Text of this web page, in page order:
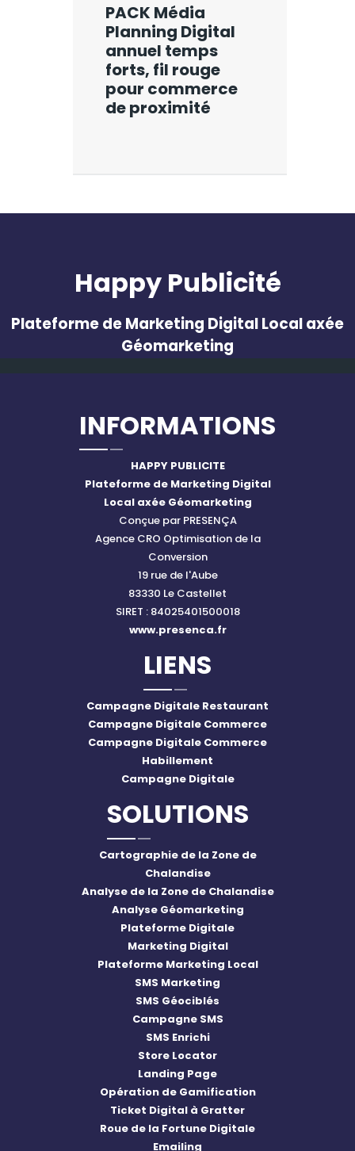
PACK Média
Planning Digital
annuel temps
forts, fil rouge
pour commerce
de proximité
Happy Publicité
Plateforme de Marketing Digital Local axée
Géomarketing
INFORMATIONS
HAPPY PUBLICITE
Plateforme de Marketing Digital
Local axée Géomarketing
Conçue par PRESENÇA
Agence CRO Optimisation de la
Conversion
19 rue de l'Aube
83330 Le Castellet
SIRET : 84025401500018
www.presenca.fr
LIENS
Campagne Digitale Restaurant
Campagne Digitale Commerce
Campagne Digitale Commerce
Habillement
Campagne Digitale
SOLUTIONS
Cartographie de la Zone de
Chalandise
Analyse de la Zone de Chalandise
Analyse Géomarketing
Plateforme Digitale
Marketing Digital
Plateforme Marketing Local
SMS Marketing
SMS Géociblés
Campagne SMS
SMS Enrichi
Store Locator
Landing Page
Opération de Gamification
Ticket Digital à Gratter
Roue de la Fortune Digitale
Emailing